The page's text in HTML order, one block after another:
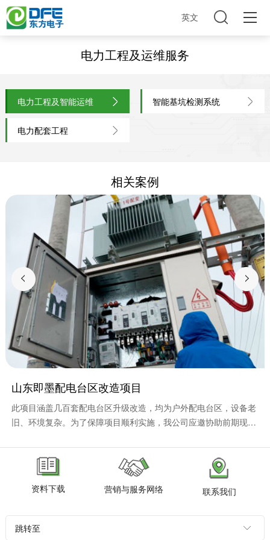
英文
电力工程及运维服务
电力工程及智能运维 智能基坑检测系统
电力配套工程
相关案例
山东即墨配电台区改造项目
此项目涵盖几百套配电台区升级改造，均为户外配电台区，设备老
旧、环境复杂。为了保障项目顺利实施，我公司应邀协助前期现场
资料下载 营销与服务网络 联系我们
跳转至 